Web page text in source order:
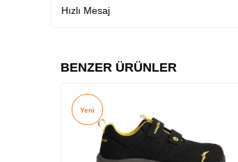
Hızlı Mesaj
BENZER ÜRÜNLER
Yeni